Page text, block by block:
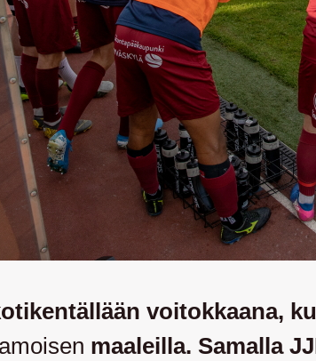
voitokkaana,
maaleilla. Samalla